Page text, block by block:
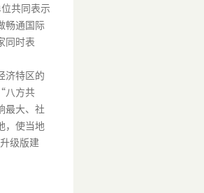
共同表示
畅通国际
同时表
济特区的
八方共
最大、社
，使当地
升级版建